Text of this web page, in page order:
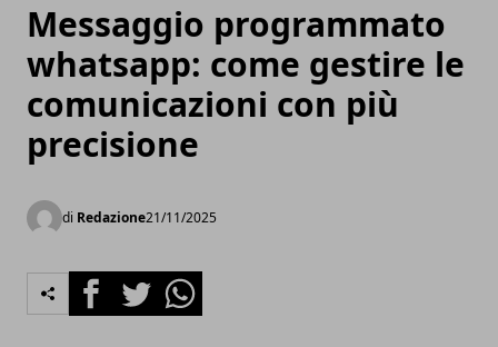
Messaggio programmato
whatsapp: come gestire le
comunicazioni con più
precisione
di Redazione21/11/2025
FacebookTwitterWhatsapp